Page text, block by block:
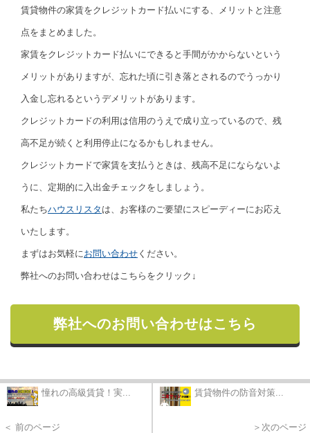
賃貸物件の家賃をクレジットカード払いにする、メリットと注意
点をまとめました。
家賃をクレジットカード払いにできると手間がかからないという
メリットがありますが、忘れた頃に引き落とされるのでうっかり
入金し忘れるというデメリットがあります。
クレジットカードの利用は信用のうえで成り立っているので、残
高不足が続くと利用停止になるかもしれません。
クレジットカードで家賃を支払うときは、残高不足にならないよ
うに、定期的に入出金チェックをしましょう。
私たちハウスリスタ は、お客様のご要望にスピーディーにお応え
いたします。
まずはお気軽に お問い合わせ ください。
弊社へのお問い合わせはこちらをクリック↓
弊社へのお問い合わせはこちら
憧れの高級賃貸！実...
＜ 前のページ
賃貸物件の防音対策...
＞次のページ